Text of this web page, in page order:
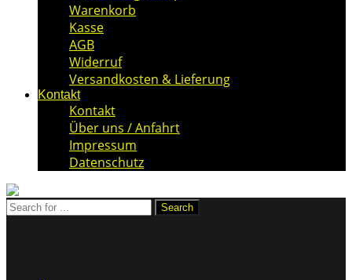
Warenkorb
Kasse
AGB
Widerruf
Versandkosten & Lieferung
Kontakt
Kontakt
Über uns / Anfahrt
Impressum
Datenschutz